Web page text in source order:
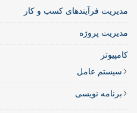
مدیریت فرآیندهای کسب و کار
مدیریت پروژه
کامپیوتر
سیستم عامل
برنامه نویسی